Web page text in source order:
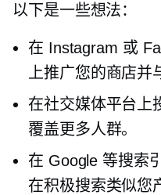
以下是一些想法：
在 Instagram 或
上推广您的商店并
在社交媒体平台上
覆盖更多人群。
在 Google 等搜索
在积极搜索类似您